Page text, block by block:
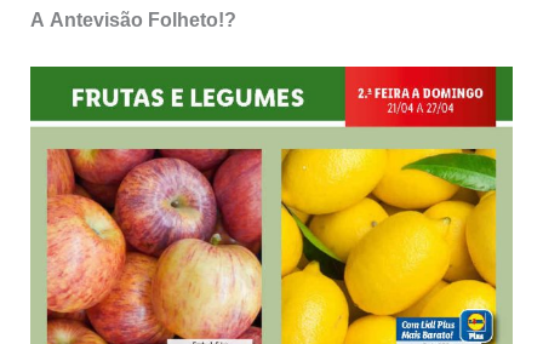
A Antevisão Folheto!?